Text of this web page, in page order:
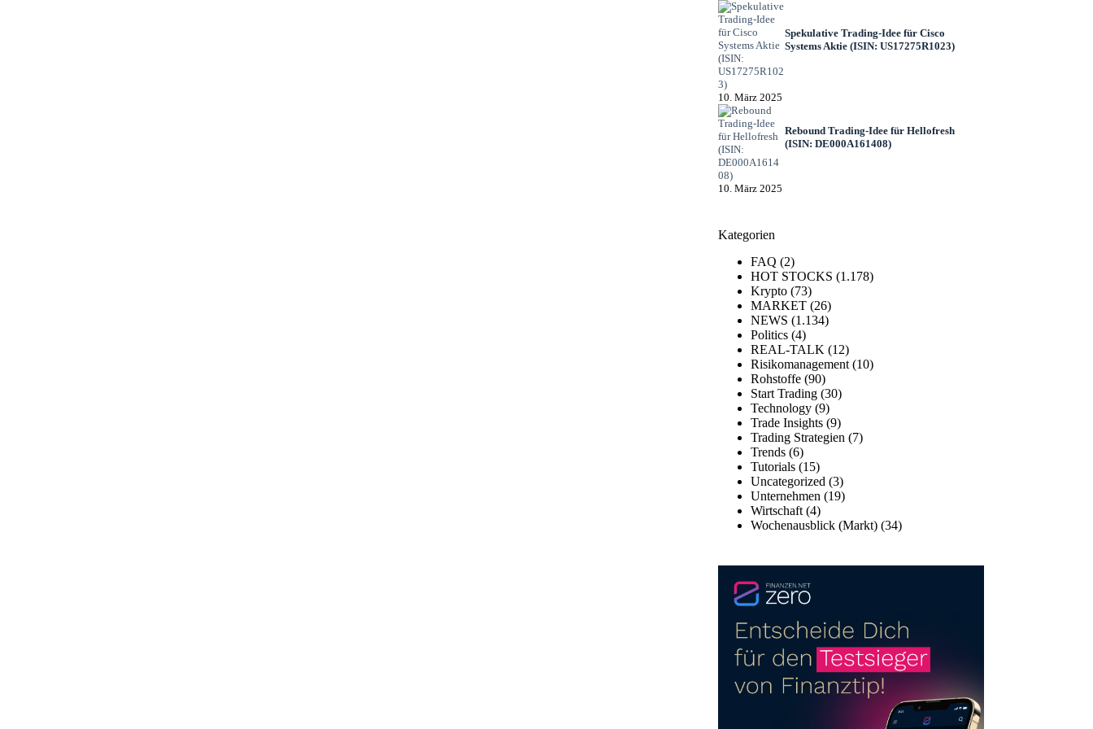
Spekulative Trading-Idee für Cisco
Systems Aktie (ISIN: US17275R1023)
10. März 2025
Rebound Trading-Idee für Hellofresh
(ISIN: DE000A161408)
10. März 2025
Kategorien
FAQ (2)
HOT STOCKS (1.178)
Krypto (73)
MARKET (26)
NEWS (1.134)
Politics (4)
REAL-TALK (12)
Risikomanagement (10)
Rohstoffe (90)
Start Trading (30)
Technology (9)
Trade Insights (9)
Trading Strategien (7)
Trends (6)
Tutorials (15)
Uncategorized (3)
Unternehmen (19)
Wirtschaft (4)
Wochenausblick (Markt) (34)